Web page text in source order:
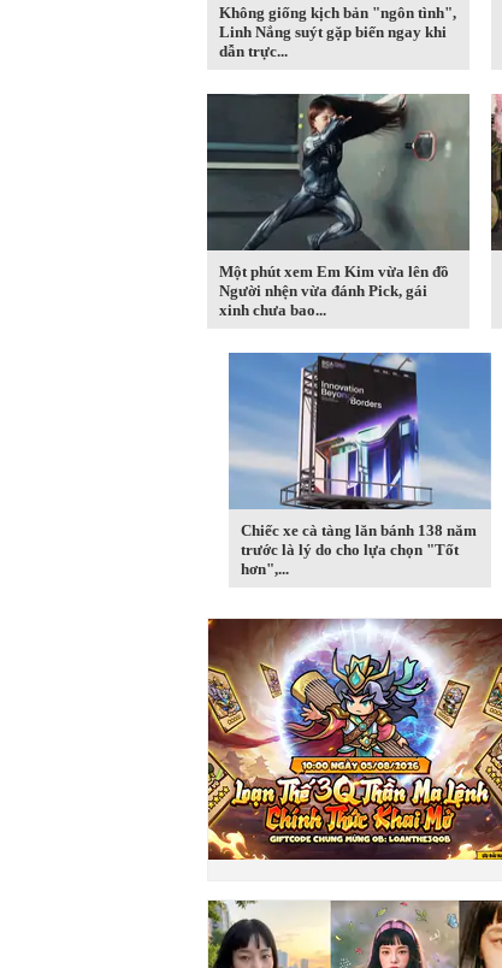
Không giống kịch bản "ngôn tình",
Linh Nắng suýt gặp biến ngay khi
dẫn trực...
Một phút xem Em Kim vừa lên đồ
Người nhện vừa đánh Pick, gái
xinh chưa bao...
Chiếc xe cà tàng lăn bánh 138 năm
trước là lý do cho lựa chọn "Tốt
hơn",...